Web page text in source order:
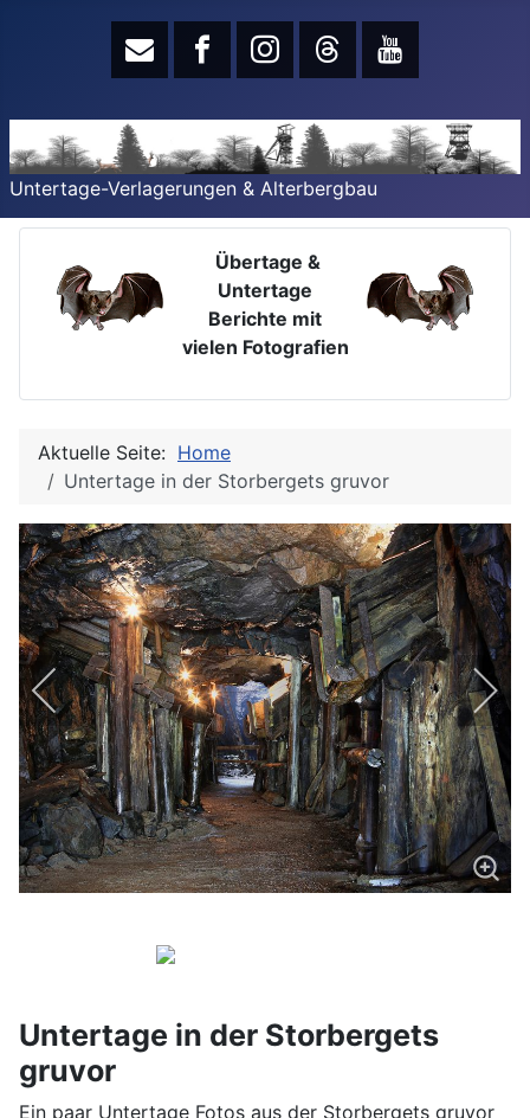
Untertage-Verlagerungen & Alterbergbau
Übertage &
Untertage
Berichte mit
vielen Fotografien
Aktuelle Seite: Home
Untertage in der Storbergets gruvor
Untertage in der Storbergets
gruvor
Ein paar Untertage Fotos aus der Storbergets gruvor